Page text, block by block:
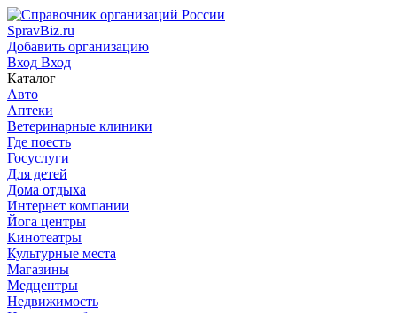
SpravBiz.ru
Добавить организацию
Вход Вход
Каталог
Авто
Аптеки
Ветеринарные клиники
Где поесть
Госуслуги
Для детей
Дома отдыха
Интернет компании
Йога центры
Кинотеатры
Культурные места
Магазины
Медцентры
Недвижимость